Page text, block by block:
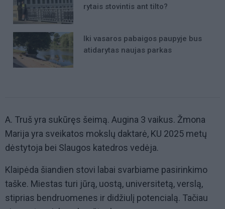
rytais stovintis ant tilto?
Iki vasaros pabaigos paupyje bus
atidarytas naujas parkas
A. Truš yra sukūręs šeimą. Augina 3 vaikus. Žmona
Marija yra sveikatos mokslų daktarė, KU 2025 metų
dėstytoja bei Slaugos katedros vedėja.
Klaipėda šiandien stovi labai svarbiame pasirinkimo
taške. Miestas turi jūrą, uostą, universitetą, verslą,
stiprias bendruomenes ir didžiulį potencialą. Tačiau